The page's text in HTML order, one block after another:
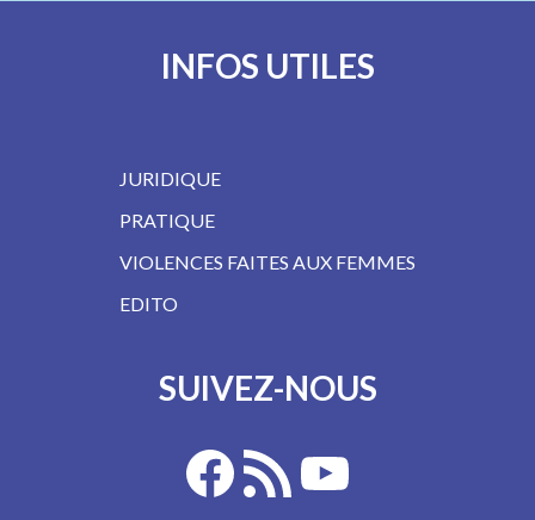
INFOS UTILES
JURIDIQUE
PRATIQUE
VIOLENCES FAITES AUX FEMMES
EDITO
SUIVEZ-NOUS